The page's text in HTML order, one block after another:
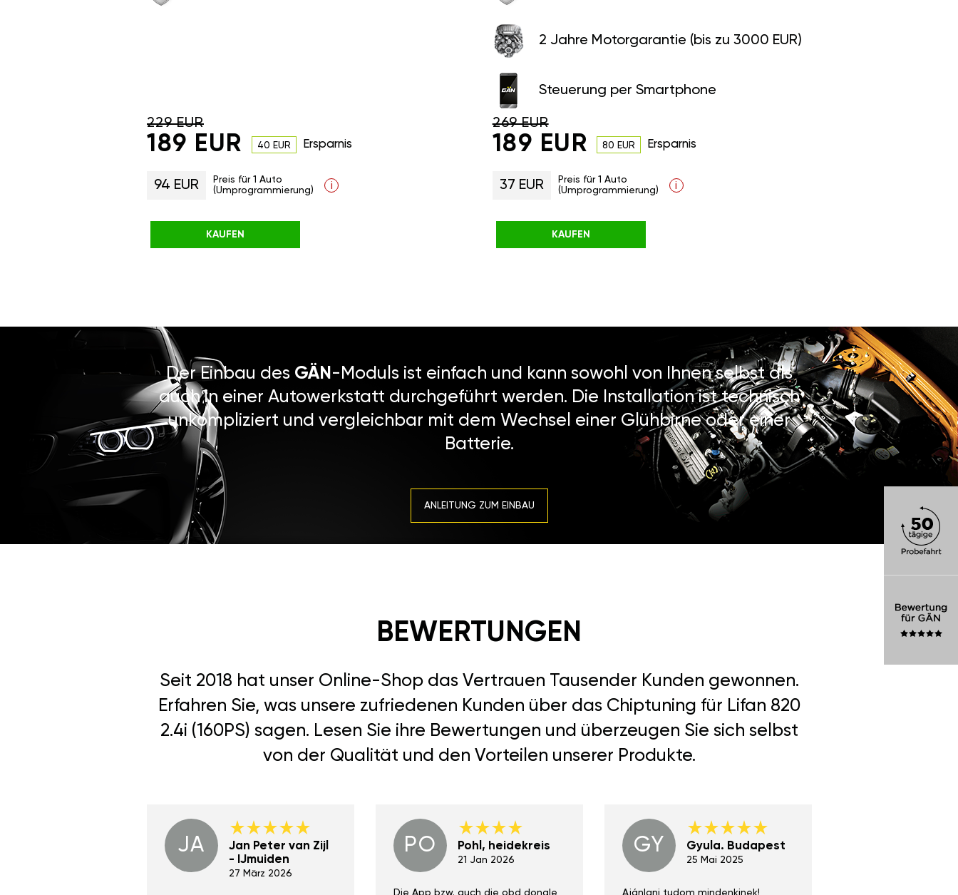
2 Jahre Motorgarantie (bis zu 3000 EUR)
Steuerung per Smartphone
269 EUR
189 EUR 80 EUR Ersparnis
37 EUR
Preis für 1 Auto
(Umprogrammierung)
i
KAUFEN
229 EUR
189 EUR 40 EUR Ersparnis
94 EUR
Preis für 1 Auto
(Umprogrammierung)
i
KAUFEN
Der Einbau des GÄN-Moduls ist einfach und kann sowohl von Ihnen selbst als
auch in einer Autowerkstatt durchgeführt werden. Die Installation ist technisch
unkompliziert und vergleichbar mit dem Wechsel einer Glühbirne oder einer
Batterie.
ANLEITUNG ZUM EINBAU
BEWERTUNGEN
Seit 2018 hat unser Online-Shop das Vertrauen Tausender Kunden gewonnen.
Erfahren Sie, was unsere zufriedenen Kunden über das Chiptuning für Lifan 820
2.4i (160PS) sagen. Lesen Sie ihre Bewertungen und überzeugen Sie sich selbst
von der Qualität und den Vorteilen unserer Produkte.
JA
Jan Peter van Zijl
- IJmuiden
27 März 2026
PO Pohl, heidekreis
21 Jan 2026
GY Gyula. Budapest
25 Mai 2025